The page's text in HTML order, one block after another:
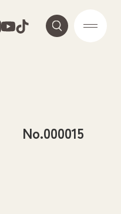
No.000015